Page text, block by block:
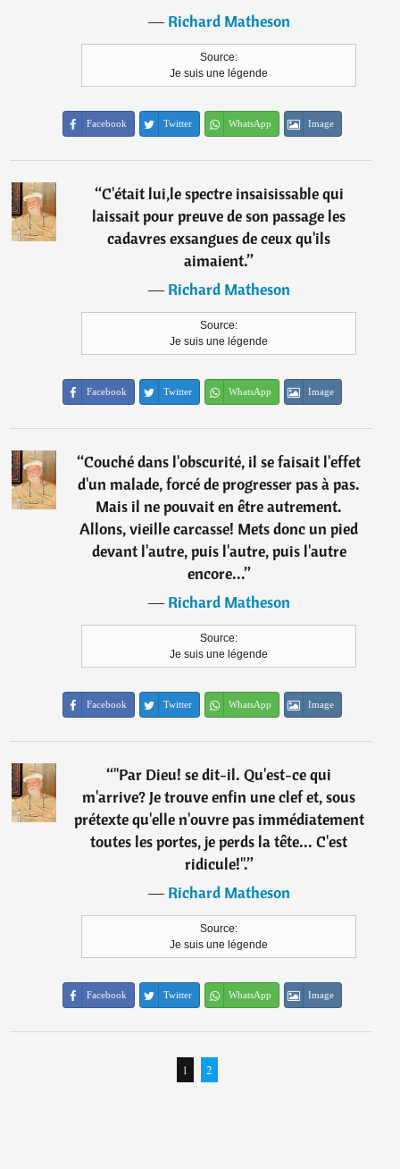
―Richard Matheson
Source:
Je suis une légende
Facebook Twitter WhatsApp Image
“C'était lui,le spectre insaisissable qui
laissait pour preuve de son passage les
cadavres exsangues de ceux qu'ils
aimaient.”
―Richard Matheson
Source:
Je suis une légende
Facebook Twitter WhatsApp Image
“Couché dans l'obscurité, il se faisait l'effet
d'un malade, forcé de progresser pas à pas.
Mais il ne pouvait en être autrement.
Allons, vieille carcasse! Mets donc un pied
devant l'autre, puis l'autre, puis l'autre
encore...”
―Richard Matheson
Source:
Je suis une légende
Facebook Twitter WhatsApp Image
“"Par Dieu! se dit-il. Qu'est-ce qui
m'arrive? Je trouve enfin une clef et, sous
prétexte qu'elle n'ouvre pas immédiatement
toutes les portes, je perds la tête... C'est
ridicule!".”
―Richard Matheson
Source:
Je suis une légende
Facebook Twitter WhatsApp Image
1 2